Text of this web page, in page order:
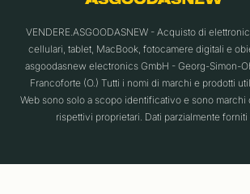
VENDERE.ASGOODASNEW - Acquisto di
cellulari, tablet, MacBook, fotocamere digitali e
asgoodasnew electronics GmbH - Georg-Simon-
Francoforte (O.) Tutti i nomi di marchi e prodotti
Web sono solo a scopo identificativo e sono marchi
rispettivi proprietari. Dati parzialmente forniti